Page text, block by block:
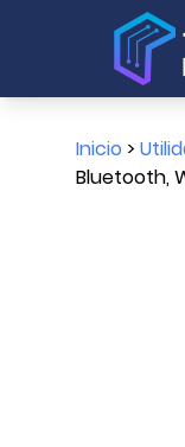
Inicio >
Bluetooth,